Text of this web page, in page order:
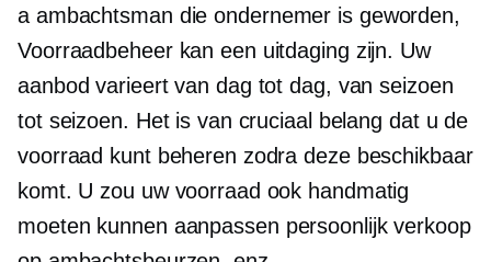
a ambachtsman die ondernemer is geworden,
Voorraadbeheer kan een uitdaging zijn. Uw
aanbod varieert van dag tot dag, van seizoen
tot seizoen. Het is van cruciaal belang dat u de
voorraad kunt beheren zodra deze beschikbaar
komt. U zou uw voorraad ook handmatig
moeten kunnen aanpassen persoonlijkverkoop